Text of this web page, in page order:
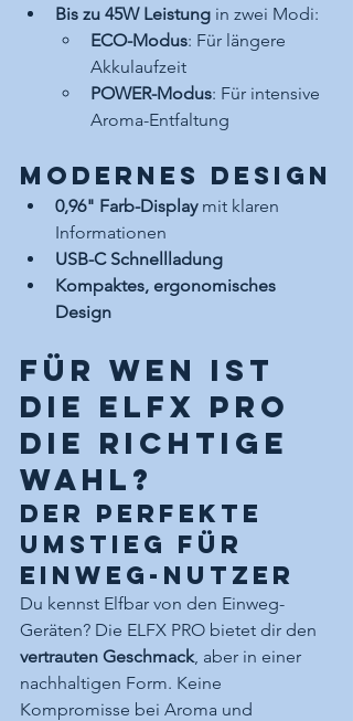
Bis zu 45W Leistung in zwei Modi:
ECO-Modus: Für längere
Akkulaufzeit
POWER-Modus: Für intensive
Aroma-Entfaltung
Modernes Design
0,96" Farb-Display mit klaren
Informationen
USB-C Schnellladung
Kompaktes, ergonomisches
Design
Für wen ist
die ELFX PRO
die richtige
Wahl?
Der perfekte
Umstieg für
Einweg-Nutzer
Du kennst Elfbar von den Einweg-
Geräten? Die ELFX PRO bietet dir den
vertrauten Geschmack, aber in einer
nachhaltigen Form. Keine
Kompromisse bei Aroma und